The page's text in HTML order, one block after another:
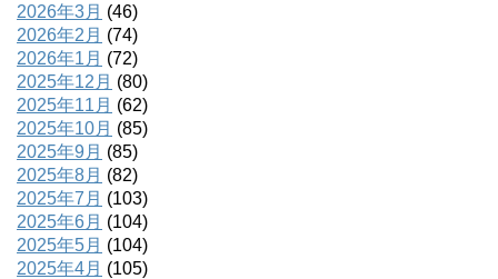
2026年3月 (46)
2026年2月 (74)
2026年1月 (72)
2025年12月 (80)
2025年11月 (62)
2025年10月 (85)
2025年9月 (85)
2025年8月 (82)
2025年7月 (103)
2025年6月 (104)
2025年5月 (104)
2025年4月 (105)